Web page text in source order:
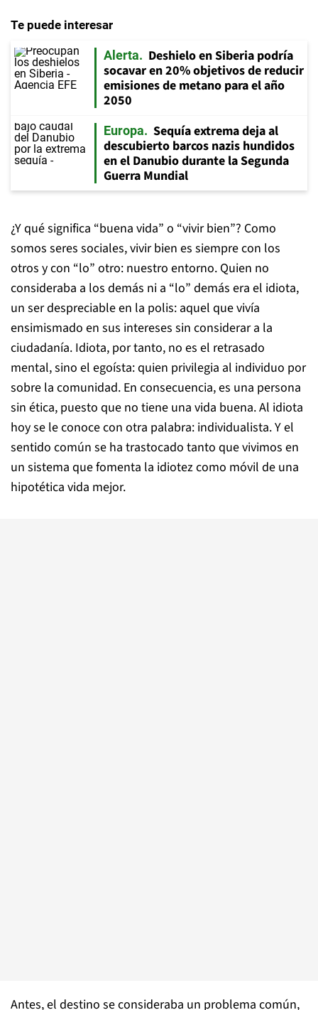
Te puede interesar
Alerta
Deshielo en Siberia podría
socavar en 20% objetivos de reducir
emisiones de metano para el año
2050
Europa
Sequía extrema deja al
descubierto barcos nazis hundidos
en el Danubio durante la Segunda
Guerra Mundial
¿Y qué significa “buena vida” o “vivir bien”? Como
somos seres sociales, vivir bien es siempre con los
otros y con “lo” otro: nuestro entorno. Quien no
consideraba a los demás ni a “lo” demás era el idiota,
un ser despreciable en la polis: aquel que vivía
ensimismado en sus intereses sin considerar a la
ciudadanía. Idiota, por tanto, no es el retrasado
mental, sino el egoísta: quien privilegia al individuo por
sobre la comunidad. En consecuencia, es una persona
sin ética, puesto que no tiene una vida buena. Al idiota
hoy se le conoce con otra palabra: individualista. Y el
sentido común se ha trastocado tanto que vivimos en
un sistema que fomenta la idiotez como móvil de una
hipotética vida mejor.
Antes, el destino se consideraba un problema común,